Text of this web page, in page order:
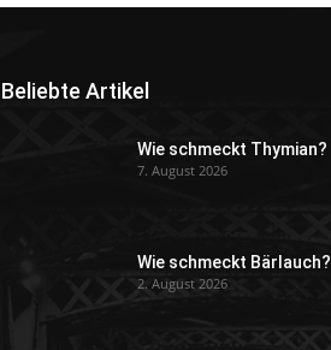
Beliebte Artikel
Wie schmeckt Thymian?
7. August 2026
Wie schmeckt Bärlauch?
2. August 2026